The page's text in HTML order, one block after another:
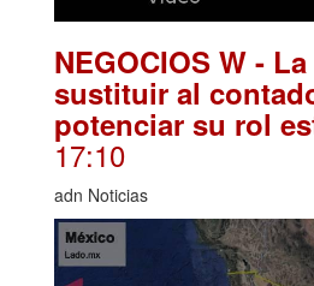
NEGOCIOS W -
sustituir al
potenciar su rol
17:10
adn Noticias